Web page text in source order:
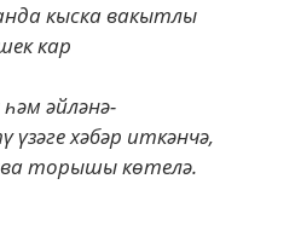
кыска вакытлы
кар
әйләнә-
хәбәр иткәнчә,
торышы көтелә.